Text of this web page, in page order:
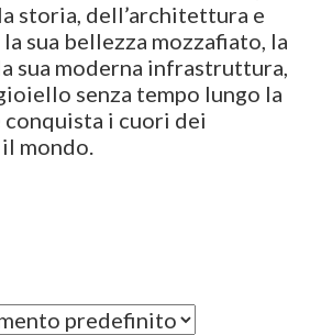
storia, dell’architettura e
sua bellezza mozzafiato, la
sua moderna infrastruttura,
senza tempo lungo la
conquista i cuori dei
mondo.